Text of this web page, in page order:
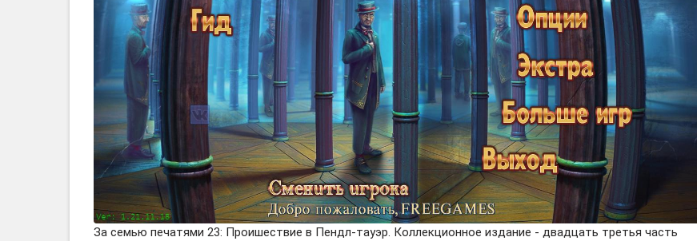
КАК СКАЧАТЬ
За семью печатями 23: Проишествие в Пендл-тауэр. Коллекционное издание - двадцать третья часть